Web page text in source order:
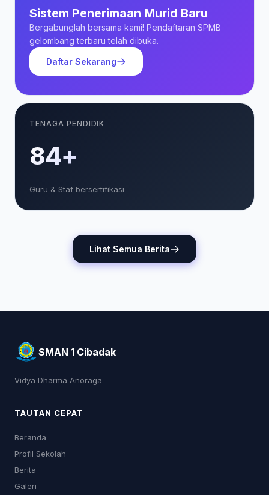
Sistem Penerimaan Murid Baru
Bergabunglah bersama kami! Pendaftaran SPMB
gelombang terbaru telah dibuka.
Daftar Sekarang
TENAGA PENDIDIK
85+
Guru & Staf bersertifikasi
Lihat Semua Berita
SMAN 1 Cibadak
Vidya Dharma Anoraga
TAUTAN CEPAT
Beranda
Profil Sekolah
Berita
Galeri